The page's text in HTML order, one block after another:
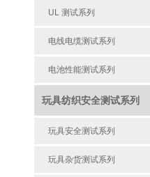
UL 测试系列
电线电缆测试系列
电池性能测试系列
玩具纺织安全测试系列
玩具安全测试系列
玩具杂货测试系列